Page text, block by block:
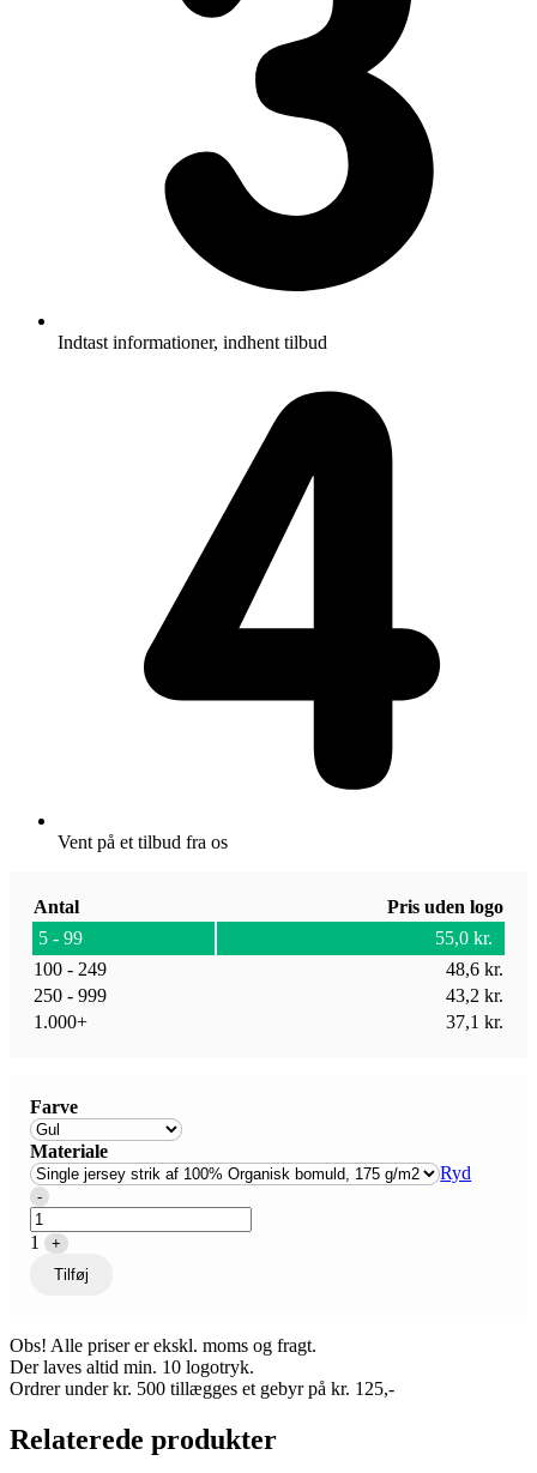
Indtast informationer, indhent tilbud
Vent på et tilbud fra os
Antal
Pris uden logo
5 - 99
55,0 kr.
100 - 249
48,6 kr.
250 - 999
43,2 kr.
1.000+
37,1 kr.
Farve
Materiale
Ryd
Quantity
-
1
+
Tilføj
Obs! Alle priser er ekskl. moms og fragt.
Der laves altid min. 10 logotryk.
Ordrer under kr. 500 tillægges et gebyr på kr. 125,-
Relaterede produkter